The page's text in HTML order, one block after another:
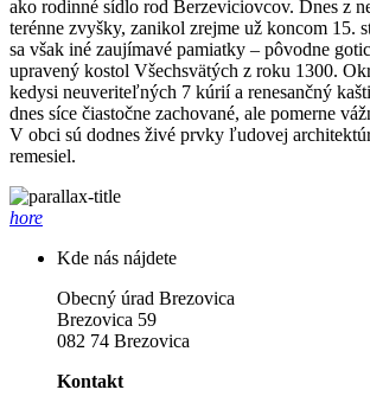
ako rodinné sídlo rod Berzeviciovcov. Dnes z
terénne zvyšky, zanikol zrejme už koncom 15.
sa však iné zaujímavé pamiatky – pôvodne
upravený kostol Všechsvätých z roku 1300.
kedysi neuveriteľných 7 kúrií a renesančný
dnes síce čiastočne zachované, ale pomerne
V obci sú dodnes živé prvky ľudovej
remesiel.
hore
Kde nás nájdete
Obecný úrad Brezovica
Brezovica 59
082 74 Brezovica
Kontakt